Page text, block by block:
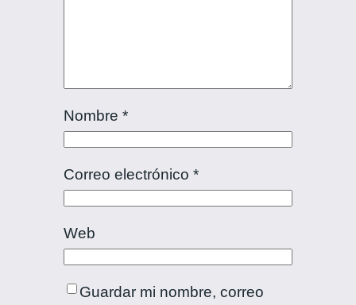
Nombre *
Correo electrónico *
Web
Guardar mi nombre, correo